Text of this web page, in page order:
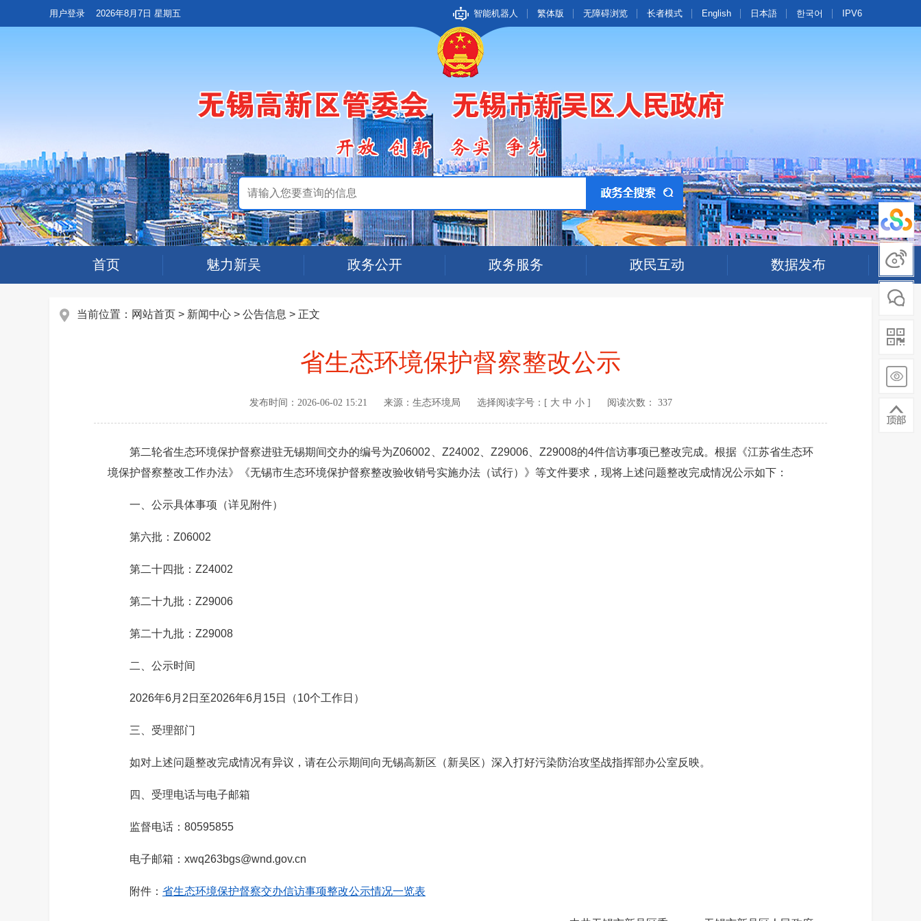
用户登录 2026年8月7日 星期五 智能机器人 繁体版 无障碍浏览 长者模式 English 日本語 한국어 IPV6
首页 魅力新吴 政务公开 政务服务 政民互动 数据发布
当前位置： 网站首页 > 新闻中心 > 公告信息 > 正文
省生态环境保护督察整改公示
发布时间： 2026-06-02 15:21 来源： 生态环境局 选择阅读字号：[ 大 中 小] 阅读次数： 337
第二轮省生态环境保护督察进驻无锡期间交办的编号为Z06002、Z24002、Z29006、Z29008的4件信访事项已整改完成。根据《江苏省生态环
境保护督察整改工作办法》《无锡市生态环境保护督察整改验收销号实施办法（试行）》等文件要求，现将上述问题整改完成情况公示如下：
一、公示具体事项（详见附件）
第六批：Z06002
第二十四批：Z24002
第二十九批：Z29006
第二十九批：Z29008
二、公示时间
2026年6月2日至2026年6月15日（10个工作日）
三、受理部门
如对上述问题整改完成情况有异议，请在公示期间向无锡高新区（新吴区）深入打好污染防治攻坚战指挥部办公室反映。
四、受理电话与电子邮箱
监督电话：80595855
电子邮箱：xwq263bgs@wnd.gov.cn
附件： 省生态环境保护督察交办信访事项整改公示情况一览表